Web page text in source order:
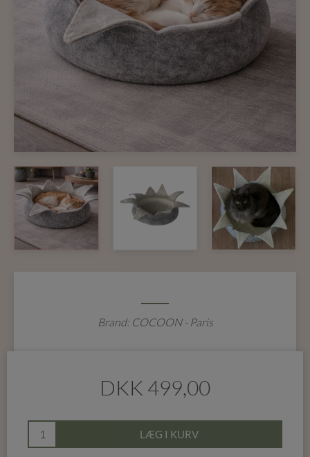
Brand: COCOON - Paris
DKK 499,00
LÆG I KURV